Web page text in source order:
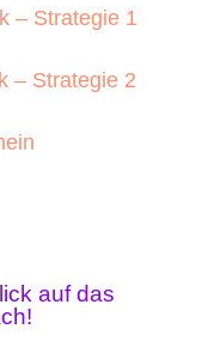
– Strategie 1
– Strategie 2
auf das